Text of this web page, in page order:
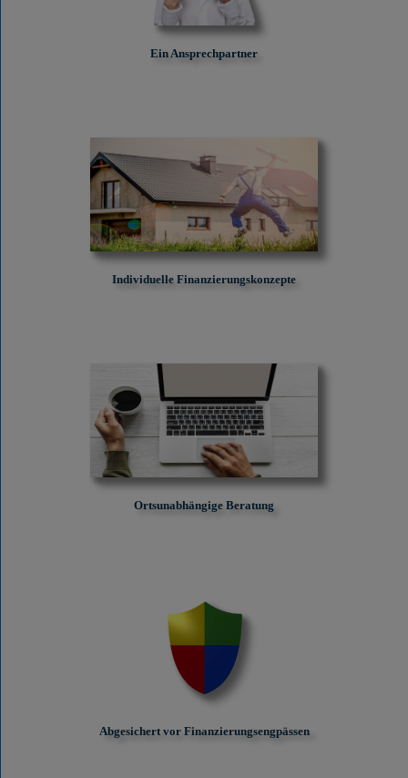
Ein Ansprechpartner
Individuelle Finanzierungskonzepte
Ortsunabhängige Beratung
Abgesichert vor Finanzierungs­engpässen